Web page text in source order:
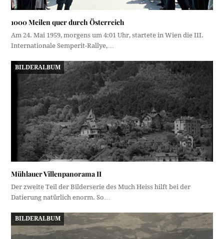
1000 Meilen quer durch Österreich
Am 24. Mai 1959, morgens um 4:01 Uhr, startete in Wien die III.
Internationale Semperit-Rallye,…
BILDERALBUM
Mühlauer Villenpanorama II
Der zweite Teil der Bilderserie des Much Heiss hilft bei der
Datierung natürlich enorm. So…
BILDERALBUM